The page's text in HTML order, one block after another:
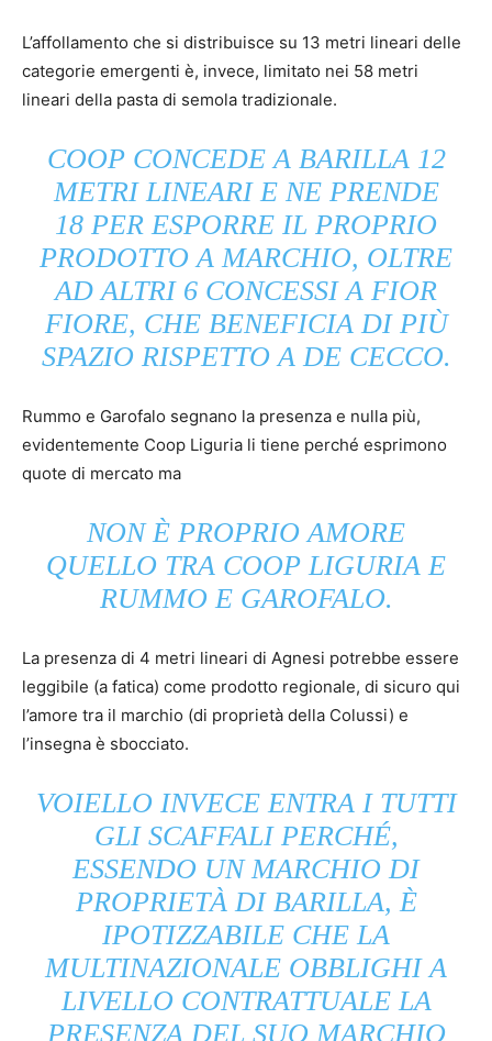
L’affollamento che si distribuisce su 13 metri lineari delle
categorie emergenti è, invece, limitato nei 58 metri
lineari della pasta di semola tradizionale.
COOP CONCEDE A BARILLA 12
METRI LINEARI E NE PRENDE
18 PER ESPORRE IL PROPRIO
PRODOTTO A MARCHIO, OLTRE
AD ALTRI 6 CONCESSI A FIOR
FIORE, CHE BENEFICIA DI PIÙ
SPAZIO RISPETTO A DE CECCO.
Rummo e Garofalo segnano la presenza e nulla più,
evidentemente Coop Liguria li tiene perché esprimono
quote di mercato ma
NON È PROPRIO AMORE
QUELLO TRA COOP LIGURIA E
RUMMO E GAROFALO.
La presenza di 4 metri lineari di Agnesi potrebbe essere
leggibile (a fatica) come prodotto regionale, di sicuro qui
l’amore tra il marchio (di proprietà della Colussi) e
l’insegna è sbocciato.
VOIELLO INVECE ENTRA I TUTTI
GLI SCAFFALI PERCHÉ,
ESSENDO UN MARCHIO DI
PROPRIETÀ DI BARILLA, È
IPOTIZZABILE CHE LA
MULTINAZIONALE OBBLIGHI A
LIVELLO CONTRATTUALE LA
PRESENZA DEL SUO MARCHIO